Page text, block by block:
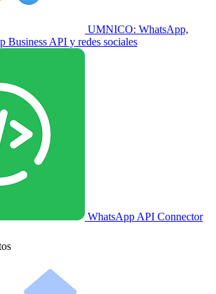
UMNICO: WhatsApp,
Business API y redes sociales
WhatsApp API Connector